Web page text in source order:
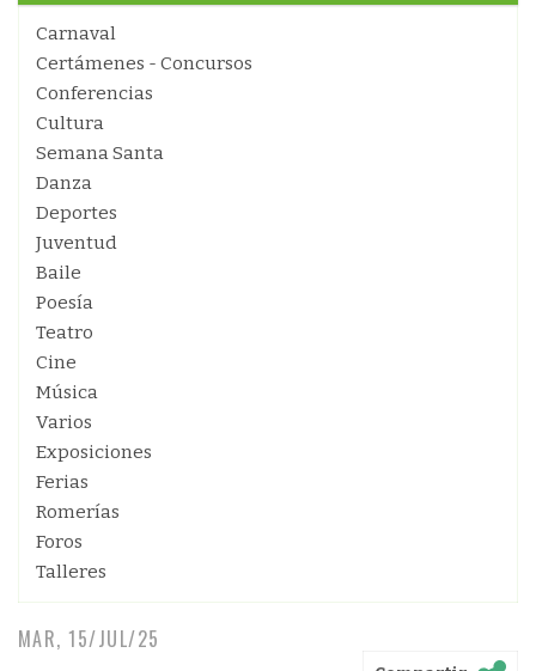
Carnaval
Certámenes - Concursos
Conferencias
Cultura
Semana Santa
Danza
Deportes
Juventud
Baile
Poesía
Teatro
Cine
Música
Varios
Exposiciones
Ferias
Romerías
Foros
Talleres
MAR, 15/JUL/25